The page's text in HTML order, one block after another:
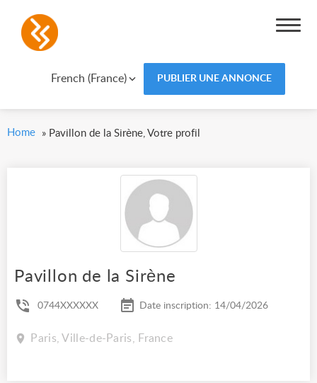
French (France) PUBLIER UNE ANNONCE
Home » Pavillon de la Sirène, Votre profil
Pavillon de la Sirène
0744XXXXXX Date inscription: 14/04/2026
Paris, Ville-de-Paris, France